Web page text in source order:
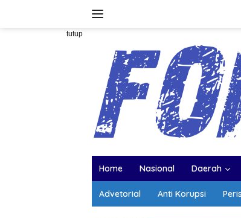
tutup
Home Nasional Daerah
Advetorial Anti Korupsi